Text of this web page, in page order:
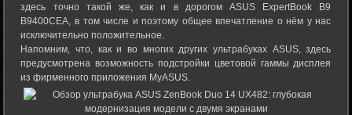
здесь точно такой же, как и в дорогом ASUS ExpertBook B9
B9400CEA, в том числе и поэтому общее впечатление о нём у нас
исключительно положительное.
Напомним, что, как и во многих других ультрабуках ASUS, здесь
предусмотрена возможность подстройки цветовой гаммы дисплея
из фирменного приложения MyASUS.